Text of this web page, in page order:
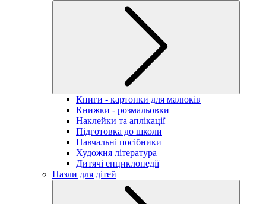
Книги - картонки для малюків
Книжки - розмальовки
Наклейки та аплікації
Підготовка до школи
Навчальні посібники
Художня література
Дитячі енциклопедії
Пазли для дітей